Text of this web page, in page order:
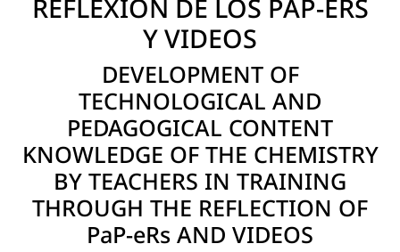
REFLEXIÓN DE LOS PAP-ERS
Y VIDEOS
DEVELOPMENT OF
TECHNOLOGICAL AND
PEDAGOGICAL CONTENT
KNOWLEDGE OF THE CHEMISTRY
BY TEACHERS IN TRAINING
THROUGH THE REFLECTION OF
PaP-eRs AND VIDEOS